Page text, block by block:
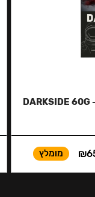
DARKSIDE 60G
₪ מומלץ